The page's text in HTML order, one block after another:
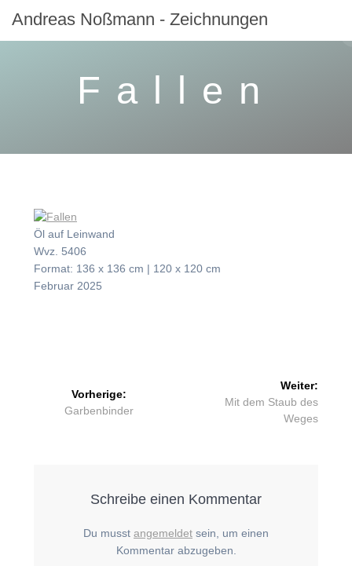
Inhalt
springen
Andreas Noßmann - Zeichnungen
Fallen
Öl auf Leinwand
Wvz. 5406
Format: 136 x 136 cm | 120 x 120 cm
Februar 2025
Vorherige:
Vorheriger
Garbenbinder
Weiter:
Nächster
Mit dem Staub des
Weges
Schreibe einen Kommentar
Du musst angemeldet sein, um einen
Kommentar abzugeben.